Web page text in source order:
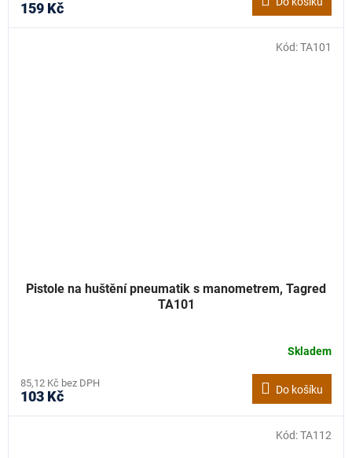
159 Kč
Pistole na huštění pneumatik s manometrem, Tagred
TA101
Skladem
85,12 Kč bez DPH
103 Kč Do košíku
Kód:TA101
Kód:TA112